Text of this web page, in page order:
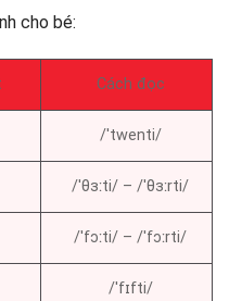
cho bé:
Cách đọc
/ˈtwenti/
/ˈθɜːti/ – /ˈθɜːrti/
/ˈfɔːti/ – /ˈfɔːrti/
/ˈfɪfti/